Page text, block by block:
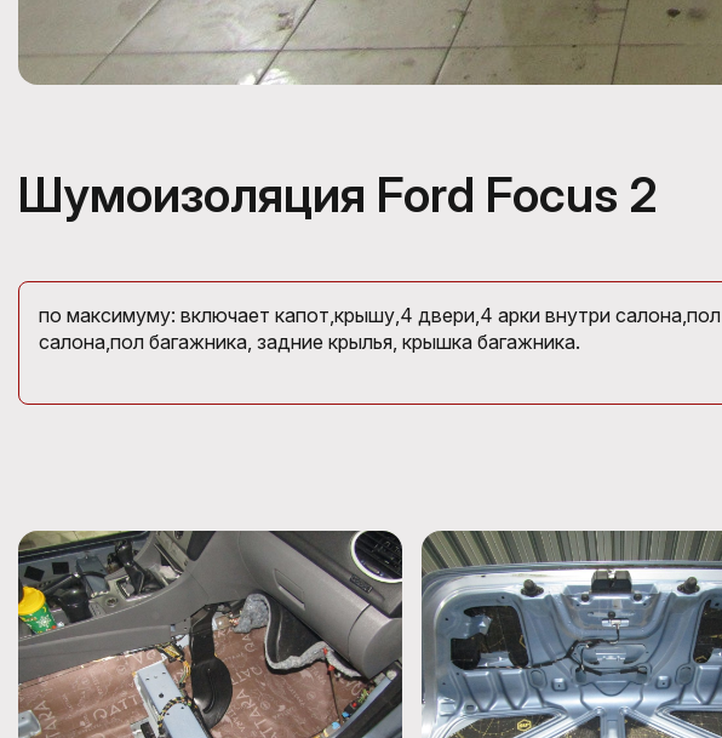
Шумоизоляция Ford Focus 2
по максимуму: включает капот,крышу,4 двери,4 арки внутри салона,пол
салона,пол багажника, задние крылья, крышка багажника.